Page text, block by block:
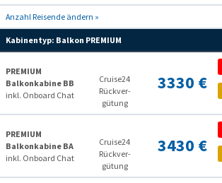
Anzahl Reisende ändern »
Kabinentyp: Balkon PREMIUM
PREMIUM
Balkonkabine BB
inkl. Onboard Chat
Cruise24
Rückver­
gütung
3330 €
PREMIUM
Balkonkabine BA
inkl. Onboard Chat
Cruise24
Rückver­
gütung
3430 €